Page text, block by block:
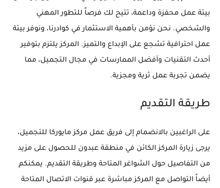
بيئة عمل محفزة وداعمة، تتيح لك فرصاً للتطور المهني
والشخصي. نحن نؤمن بأهمية الاستثمار في كوادرنا، ونوفر بيئة
عمل احترافية تشجع على الإبداع والتميز. المركز يلتزم بتوفير
أحدث التقنيات وأفضل الممارسات في مجال التجميل، مما
يضمن تجربة عمل ثرية ومجزية.
طريقة التقديم
على الراغبين بالانضمام إلى فريق عمل مركز مايوركا للتجميل،
يرجى زيارة المركز الكائن في منطقة عبدون للحصول على مزيد
من التفاصيل حول الشواغر المتاحة وطريقة التقديم. يمكنكم
أيضاً التواصل مع المركز مباشرة عبر قنوات الاتصال المتاحة